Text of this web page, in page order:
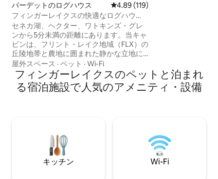
バーデットのログハウス レビュー119件、5つ星中4.89つ
4.89 (119)
フィンガーレイクスの快適なログハウ
ス、露天風呂・ジャグジー付きのオアシ
ス
セネカ湖、ヘクター、ワトキンズ・グレ
ンから5分未満の距離にあります。当キャ
ビンは、フリント・レイク地域（FLX）の
丘陵地帯と農地に囲まれた静かな立地に
あります。この個性的で居心地のよいキ
ャビンには、高さ14フィートの梁天井、
クイーンサイズのベッド、充実したキッ
チン、手作業でタイル張りされた美しい
ポーチ！小さな花農場。私たちは20年以
上地元に住んでいます。おすすめ情報が
必要な場合はお尋ねください！ワインを
飲み、くつろぎ、良い人生を楽しみまし
屋外スペース · ペット · Wi-Fi
フィンガーレイクスのペットと泊まれ
る宿泊施設で人気のアメニティ・設備
キッチン Wi-Fi